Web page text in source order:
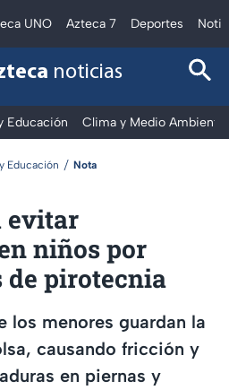
UNO Azteca 7 Deportes
noticias
Educación Clima y Medio Ambiente
Educación Nota
evitar
niños por
de pirotecnia
los menores guardan la
causando fricción y
en piernas y